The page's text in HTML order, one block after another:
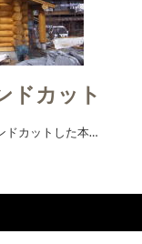
ドカット
ドカットした本…